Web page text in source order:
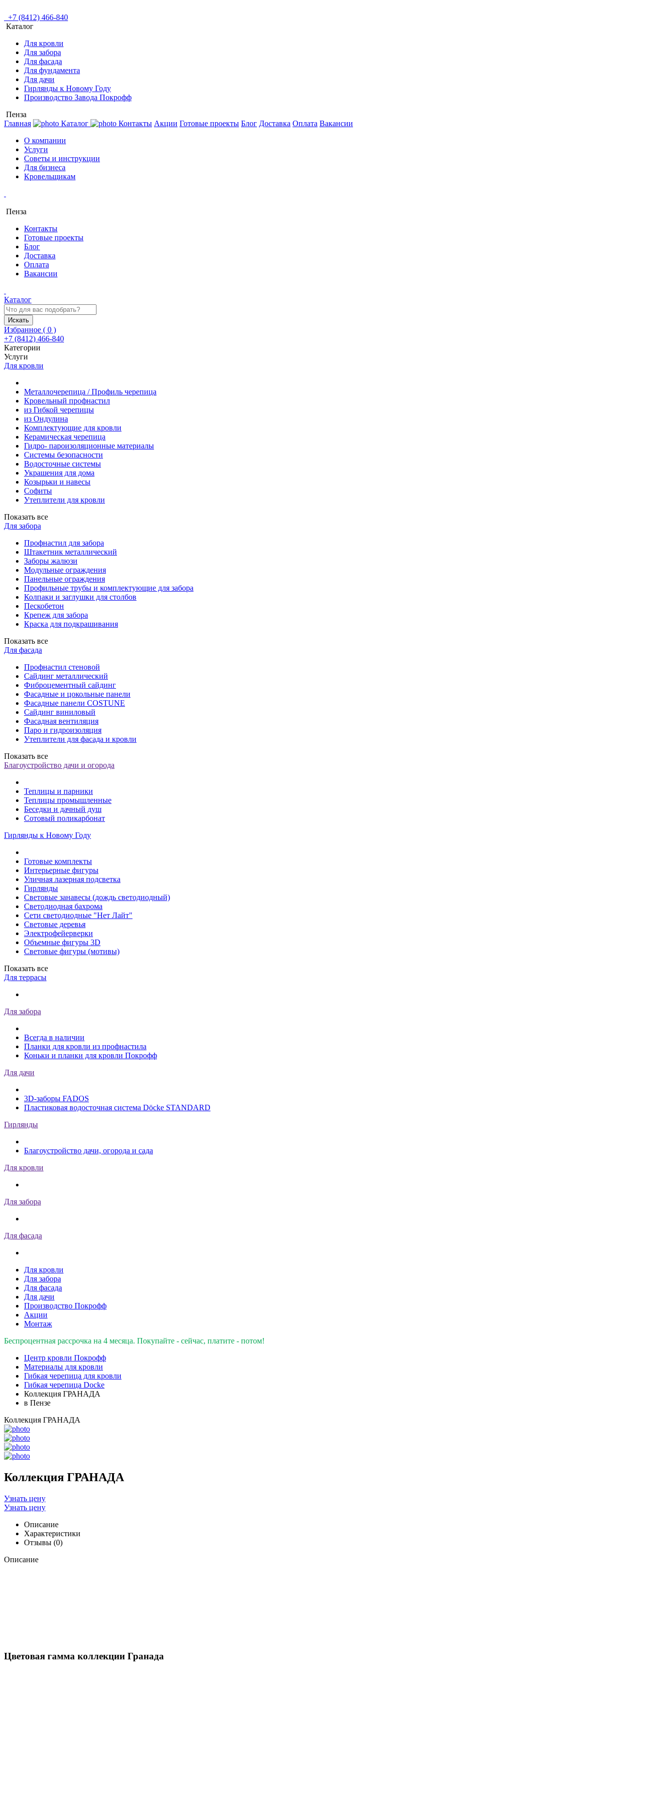
+7 (8412) 466-840
Каталог
Для кровли
Для забора
Для фасада
Для фундамента
Для дачи
Гирлянды к Новому Году
Производство Завода Покрофф
Пенза
Главная
Каталог Контакты Акции Готовые проекты Блог Доставка Оплата Вакансии
О компании
Услуги
Советы и инструкции
Для бизнеса
Кровельщикам
Пенза
Контакты
Готовые проекты
Блог
Доставка
Оплата
Вакансии
Каталог
Искать
Избранное ( 0 )
+7 (8412) 466-840
Категории
Услуги
Для кровли
Металлочерепица / Профиль черепица
Кровельный профнастил
из Гибкой черепицы
из Ондулина
Комплектующие для кровли
Керамическая черепица
Гидро- пароизоляционные материалы
Системы безопасности
Водосточные системы
Украшения для дома
Козырьки и навесы
Софиты
Утеплители для кровли
Показать все
Для забора
Профнастил для забора
Штакетник металлический
Заборы жалюзи
Модульные ограждения
Панельные ограждения
Профильные трубы и комплектующие для забора
Колпаки и заглушки для столбов
Пескобетон
Крепеж для забора
Краска для подкрашивания
Показать все
Для фасада
Профнастил стеновой
Сайдинг металлический
Фиброцементный сайдинг
Фасадные и цокольные панели
Фасадные панели COSTUNE
Сайдинг виниловый
Фасадная вентиляция
Паро и гидроизоляция
Утеплители для фасада и кровли
Показать все
Благоустройство дачи и огорода
Теплицы и парники
Теплицы промышленные
Беседки и дачный душ
Сотовый поликарбонат
Гирлянды к Новому Году
Готовые комплекты
Интерьерные фигуры
Уличная лазерная подсветка
Гирлянды
Световые занавесы (дождь светодиодный)
Светодиодная бахрома
Сети светодиодные "Нет Лайт"
Световые деревья
Электрофейерверки
Объемные фигуры 3D
Световые фигуры (мотивы)
Показать все
Для террасы
Для забора
Всегда в наличии
Планки для кровли из профнастила
Коньки и планки для кровли Покрофф
Для дачи
3D-заборы FADOS
Пластиковая водосточная система Döcke STANDARD
Гирлянды
Благоустройство дачи, огорода и сада
Для кровли
Для забора
Для фасада
Для кровли
Для забора
Для фасада
Для дачи
Производство Покрофф
Акции
Монтаж
Беспроцентная рассрочка на 4 месяца. Покупайте - сейчас, платите - потом!
Центр кровли Покрофф
Материалы для кровли
Гибкая черепица для кровли
Гибкая черепица Docke
Коллекция ГРАНАДА
в Пензе
Коллекция ГРАНАДА
Коллекция ГРАНАДА
Узнать цену
Узнать цену
Описание
Характеристики
Отзывы (0)
Описание
Цветовая гамма коллекции Гранада